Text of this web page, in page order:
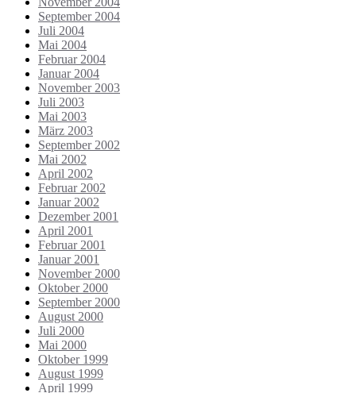
September 2004
Juli 2004
Mai 2004
Februar 2004
Januar 2004
November 2003
Juli 2003
Mai 2003
März 2003
September 2002
Mai 2002
April 2002
Februar 2002
Januar 2002
Dezember 2001
April 2001
Februar 2001
Januar 2001
November 2000
Oktober 2000
September 2000
August 2000
Juli 2000
Mai 2000
Oktober 1999
August 1999
April 1999